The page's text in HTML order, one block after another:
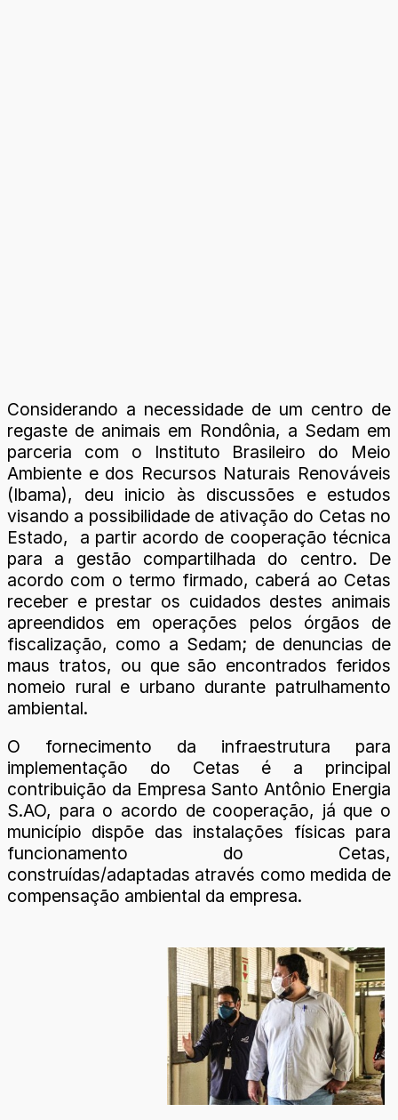
Considerando a necessidade de um centro de
regaste de animais em Rondônia, a Sedam em
parceria com o Instituto Brasileiro do Meio
Ambiente e dos Recursos Naturais Renováveis
(Ibama), deu inicio às discussões e estudos
visando a possibilidade de ativação do Cetas no
Estado, a partir acordo de cooperação técnica
para a gestão compartilhada do centro. De
acordo com o termo firmado, caberá ao Cetas
receber e prestar os cuidados destes animais
apreendidos em operações pelos órgãos de
fiscalização, como a Sedam; de denuncias de
maus tratos, ou que são encontrados feridos
nomeio rural e urbano durante patrulhamento
ambiental.
O fornecimento da infraestrutura para
implementação do Cetas é a principal
contribuição da Empresa Santo Antônio Energia
S.AO, para o acordo de cooperação, já que o
município dispõe das instalações físicas para
funcionamento do Cetas,
construídas/adaptadas através como medida de
compensação ambiental da empresa.